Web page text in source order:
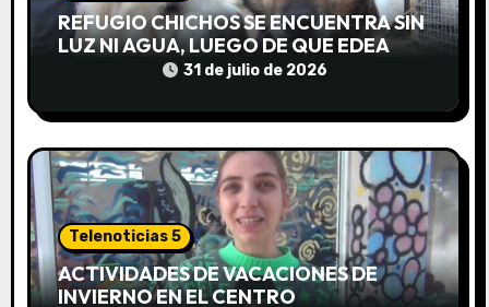
d
s
REFUGIO CHICHOS SE ENCUENTRA SIN
LUZ NI AGUA, LUEGO DE QUE EDEA
CORTARA EL SUMINISTRO SIN AVISO
31 de julio de 2026
Telenoticias 5
ACTIVIDADES DE VACACIONES DE
INVIERNO EN EL CENTRO